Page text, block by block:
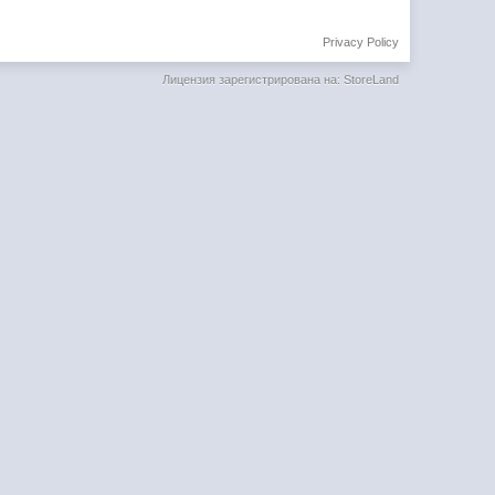
Privacy Policy
Лицензия зарегистрирована на: StoreLand